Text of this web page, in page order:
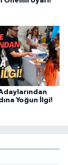
Yoğun İlgi!